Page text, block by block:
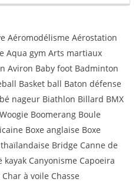
Aéromodélisme Aérostation
Aqua gym Arts martiaux
Aviron Baby foot Badminton
Basket ball Baton défense
nageur Biathlon Billard BMX
Boomerang Boule
Boxe anglaise Boxe
Bridge Canne de
Canyonisme Capoeira
à voile Chasse